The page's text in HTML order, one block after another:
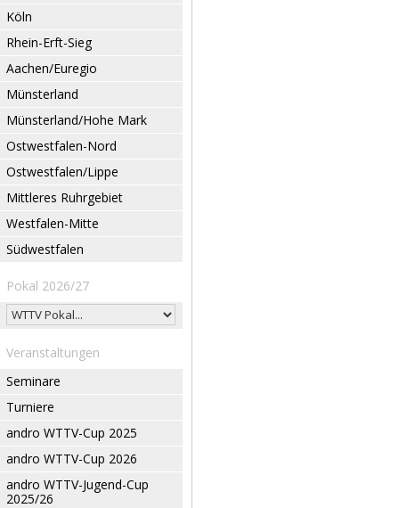
Köln
Rhein-Erft-Sieg
Aachen/Euregio
Münsterland
Münsterland/Hohe Mark
Ostwestfalen-Nord
Ostwestfalen/Lippe
Mittleres Ruhrgebiet
Westfalen-Mitte
Südwestfalen
Pokal 2026/27
Veranstaltungen
Seminare
Turniere
andro WTTV-Cup 2025
andro WTTV-Cup 2026
andro WTTV-Jugend-Cup
2025/26